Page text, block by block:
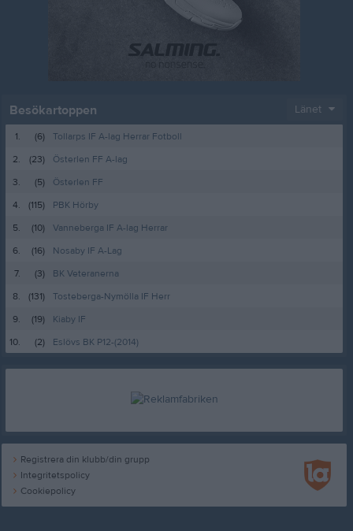
Besökartoppen Länet
1. (6)
Tollarps IF A-lag Herrar Fotboll
2.
(23)
Österlen FF A-lag
3.
(5)
Österlen FF
4.
(115)
PBK Hörby
5.
(10)
Vanneberga IF A-lag Herrar
6.
(16)
Nosaby IF A-Lag
7.
(3)
BK Veteranerna
8.
(131)
Tosteberga-Nymölla IF Herr
9.
(19)
Kiaby IF
10.
(2) Eslövs BK P12-(2014)
Registrera din klubb/din grupp
Integritetspolicy
Cookiepolicy